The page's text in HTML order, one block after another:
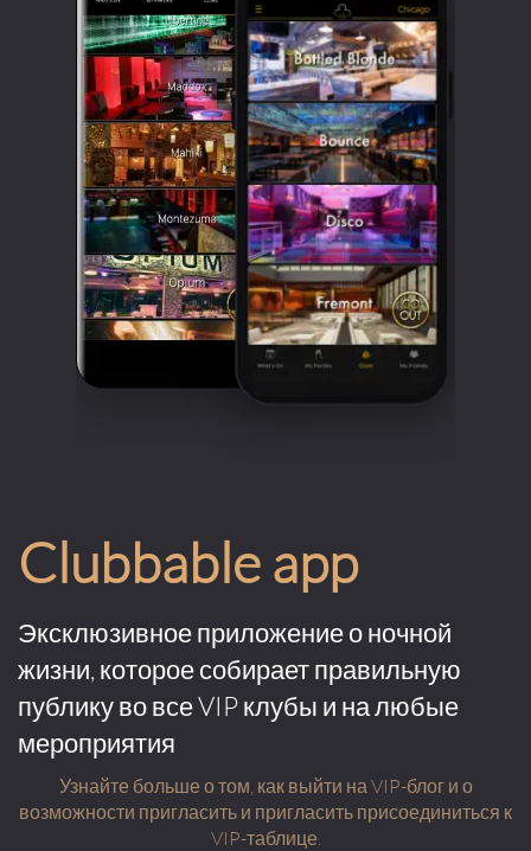
Clubbable app
Эксклюзивное приложение о ночной
жизни, которое собирает правильную
публику во все VIP клубы и на любые
мероприятия
Узнайте больше о том, как выйти на VIP-блог и о
возможности пригласить и пригласить присоединиться к
VIP-таблице.